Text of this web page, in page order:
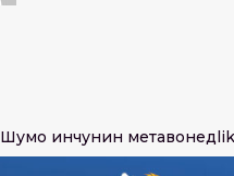
Шумо инчунин метавонед